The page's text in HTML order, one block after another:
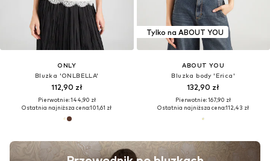
ONLY
Bluzka 'ONLBELLA'
112,90 zł
Pierwotnie: 144,90 zł
Ostatnia najniższa cena:101,61 zł
Tylko na ABOUT YOU
ABOUT YOU
Bluzka body 'Erica'
132,90 zł
Pierwotnie: 167,90 zł
Ostatnia najniższa cena:112,43 zł